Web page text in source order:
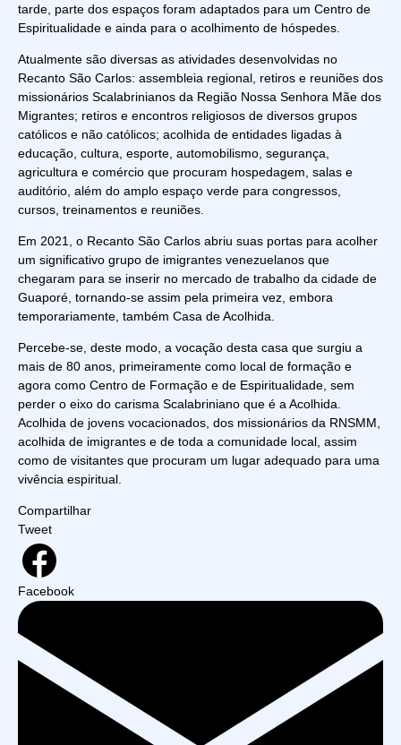
tarde, parte dos espaços foram adaptados para um Centro de
Espiritualidade e ainda para o acolhimento de hóspedes.
Atualmente são diversas as atividades desenvolvidas no
Recanto São Carlos: assembleia regional, retiros e reuniões dos
missionários Scalabrinianos da Região Nossa Senhora Mãe dos
Migrantes; retiros e encontros religiosos de diversos grupos
católicos e não católicos; acolhida de entidades ligadas à
educação, cultura, esporte, automobilismo, segurança,
agricultura e comércio que procuram hospedagem, salas e
auditório, além do amplo espaço verde para congressos,
cursos, treinamentos e reuniões.
Em 2021, o Recanto São Carlos abriu suas portas para acolher
um significativo grupo de imigrantes venezuelanos que
chegaram para se inserir no mercado de trabalho da cidade de
Guaporé, tornando-se assim pela primeira vez, embora
temporariamente, também Casa de Acolhida.
Percebe-se, deste modo, a vocação desta casa que surgiu a
mais de 80 anos, primeiramente como local de formação e
agora como Centro de Formação e de Espiritualidade, sem
perder o eixo do carisma Scalabriniano que é a Acolhida.
Acolhida de jovens vocacionados, dos missionários da RNSMM,
acolhida de imigrantes e de toda a comunidade local, assim
como de visitantes que procuram um lugar adequado para uma
vivência espiritual.
Compartilhar
Tweet
Facebook